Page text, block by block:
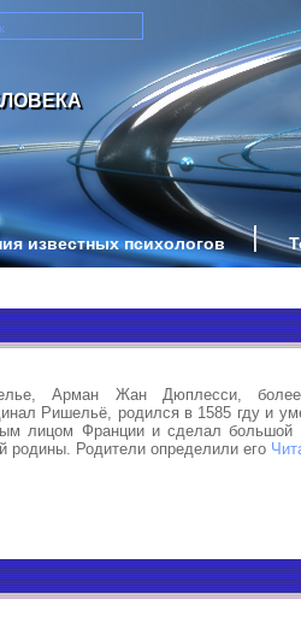
известных психологов
Арман Жан Дюплесси, более
Ришельё, родился в 1585 гду и
лицом Франции и сделал большой
родины. Родители определили его